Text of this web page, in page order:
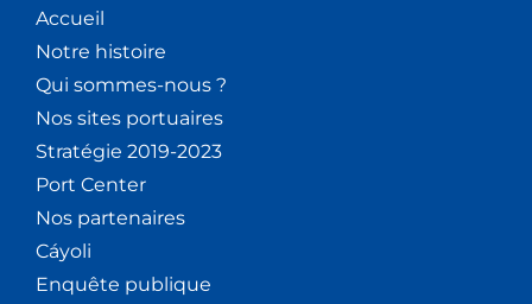
Accueil
Notre histoire
Qui sommes-nous ?
Nos sites portuaires
Stratégie 2019-2023
Port Center
Nos partenaires
Cáyoli
Enquête publique